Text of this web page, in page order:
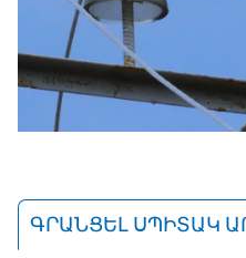
ԳՐԱՆՑԵԼ ՍՊԻՏԱԿ